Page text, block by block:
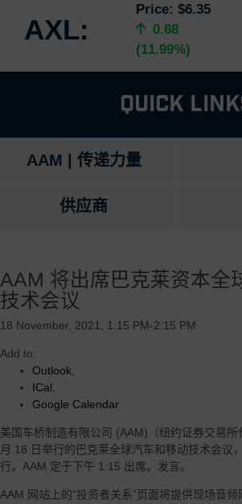
AXL:
Price: $6.35
0.68
(11.99%)
Quick
AAM | 传递力量
供应商
AAM 将出席巴克莱资本全
技术会议
18 November, 2021, 1:15 PM-2:15 PM
Add to:
Outlook
ICal
Google Calendar
美国车桥制造有限公司 (AAM)（纽约证券交易所
月 18 日举行的巴克莱全球汽车和移动技术会议
行。AAM 定于下午 1:15 出席。发言。
AAM 网站上的“投资者关系”页面将提供现场音频